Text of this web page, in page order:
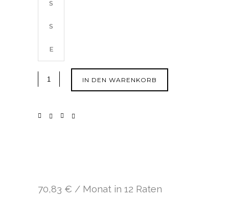
SS
E
IN DEN WARENKORB
70,83 € / Monat in 12 Raten